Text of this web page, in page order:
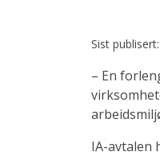
Sist
– En
IA-avtalen